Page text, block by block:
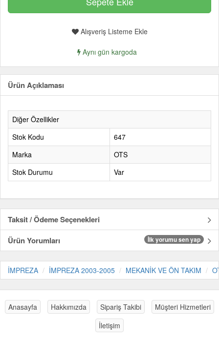
Alışveriş Listeme Ekle
Aynı gün kargoda
Ürün Açıklaması
Diğer Özellikler
Stok Kodu
647
Marka
OTS
Stok Durumu
Var
Taksit / Ödeme Seçenekleri
Ürün Yorumları
İlk yorumu sen yap
İMPREZA İMPREZA 2003-2005 MEKANİK VE ÖN TAKIM
Anasayfa Hakkımızda Sipariş Takibi
Müşteri Hizmetleri
İletişim